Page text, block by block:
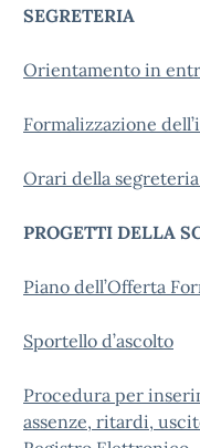
SEGRETERIA
Orientamento in
Formalizzazione
Orari della
PROGETTI DELLA
Piano dell’Offerta
Sportello d’ascolto
Procedura per
assenze, ritardi,